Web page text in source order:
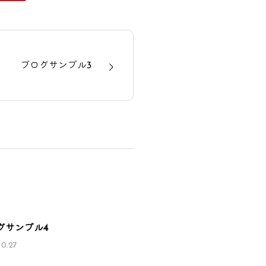
ブログサンプル3
サンプル4